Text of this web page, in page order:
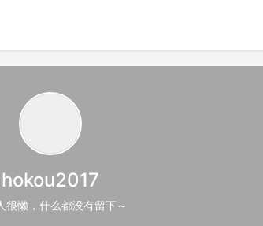
hokou2017
很懒，什么都没有留下～